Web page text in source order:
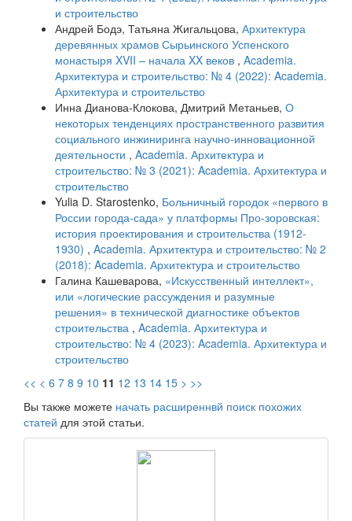
и строительство
Андрей Бодэ, Татьяна Жигальцова, Архитектура
деревянных храмов Сырьинского Успенского
монастыря XVII – начала XX веков , Academia.
Архитектура и строительство: № 4 (2022): Academia.
Архитектура и строительство
Инна Дианова-Клокова, Дмитрий Метаньев, О
некоторых тенденциях пространственного развития
социального инжиниринга научно-инновационной
деятельности , Academia. Архитектура и
строительство: № 3 (2021): Academia. Архитектура и
строительство
Yulia D. Starostenko, Больничный городок «первого в
России города-сада» у платформы Про-зоровская:
история проектирования и строительства (1912-
1930) , Academia. Архитектура и строительство: № 2
(2018): Academia. Архитектура и строительство
Галина Кашеварова, «Искусственный интеллект»,
или «логические рассуждения и разумные
решения» в технической диагностике объектов
строительства , Academia. Архитектура и
строительство: № 4 (2023): Academia. Архитектура и
строительство
<< < 6 7 8 9 10 11 12 13 14 15 > >>
Вы также можете начать расширеннвй поиск похожих
статей для этой статьи.